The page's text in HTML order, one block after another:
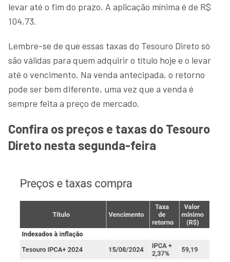
levar até o fim do prazo. A aplicação mínima é de R$
104,73.
Lembre-se de que essas taxas do Tesouro Direto só
são válidas para quem adquirir o título hoje e o levar
até o vencimento. Na venda antecipada, o retorno
pode ser bem diferente, uma vez que a venda é
sempre feita a preço de mercado.
Confira os preços e taxas do Tesouro
Direto nesta segunda-feira